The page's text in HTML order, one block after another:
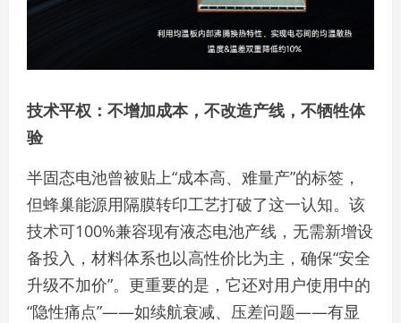
技术平权：不增加成本，不改造产线，不牺牲体
验
半固态电池曾被贴上“成本高、难量产”的标签，
但蜂巢能源用隔膜转印工艺打破了这一认知。该
技术可100%兼容现有液态电池产线，无需新增设
备投入，材料体系也以高性价比为主，确保“安全
升级不加价”。更重要的是，它还对用户使用中的
“隐性痛点”——如续航衰减、压差问题——有显